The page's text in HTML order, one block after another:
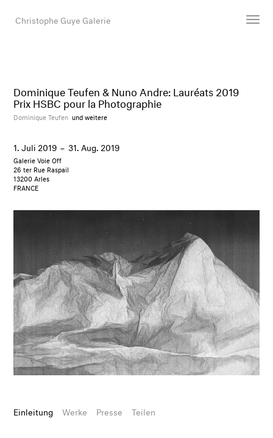
Christophe Guye Galerie
Ausstellungen
E-Mail
Dominique Teufen & Nuno Andre: Lauréats 2019
Prix HSBC pour la Photographie
Dominique Teufen und weitere
1. Juli 2019 – 31. Aug. 2019
Galerie Voie Off
26 ter Rue Raspail
13200 Arles
FRANCE
Einleitung Werke Presse Teilen